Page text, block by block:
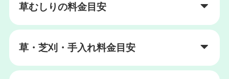
草むしりの料金目安
草・芝刈・手入れ料金目安